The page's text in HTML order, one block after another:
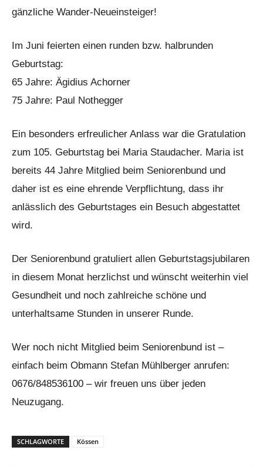
gänzliche Wander-Neueinsteiger!
Im Juni feierten einen runden bzw. halbrunden
Geburtstag:
65 Jahre: Ägidius Achorner
75 Jahre: Paul Nothegger
Ein besonders erfreulicher Anlass war die Gratulation
zum 105. Geburtstag bei Maria Staudacher. Maria ist
bereits 44 Jahre Mitglied beim Seniorenbund und
daher ist es eine ehrende Verpflichtung, dass ihr
anlässlich des Geburtstages ein Besuch abgestattet
wird.
Der Seniorenbund gratuliert allen Geburtstagsjubilaren
in diesem Monat herzlichst und wünscht weiterhin viel
Gesundheit und noch zahlreiche schöne und
unterhaltsame Stunden in unserer Runde.
Wer noch nicht Mitglied beim Seniorenbund ist –
einfach beim Obmann Stefan Mühlberger anrufen:
0676/848536100 – wir freuen uns über jeden
Neuzugang.
SCHLAGWORTE Kössen